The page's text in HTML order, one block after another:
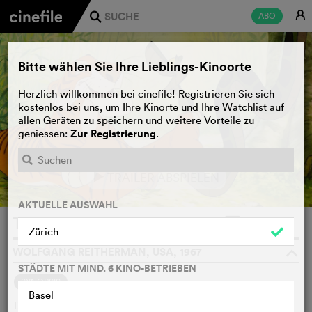
ABO E
j
TRAILER ABSPIELEN
The Jungle Book
SYNOPSIS
Der kleine Mogli, der bislang im Dschungel aufgewachsen
Bitte wählen Sie Ihre Lieblings-Kinoorte
Herzlich willkommen bei cinefile! Registrieren Sie sich
kostenlos bei uns, um Ihre Kinorte und Ihre Watchlist auf
allen Geräten zu speichern und weitere Vorteile zu
geniessen: Zur Registrierung.
AKTUELLE AUSWAHL
Zürich
STÄDTE MIT MIND. 6 KINO-BETRIEBEN
Basel